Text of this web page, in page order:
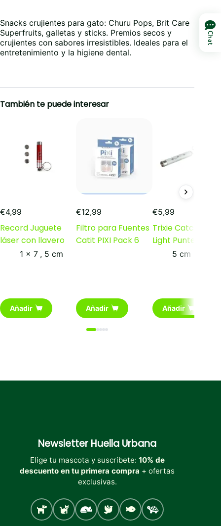
Snacks crujientes para gato: Churu Pops, Brit Care
Superfruits, galletas y sticks. Premios secos y
crujientes con sabores irresistibles. Ideales para el
entretenimiento y la higiene dental.
También te puede interesar
€4,99
Record Juguete
láser con llavero
1 x 7 , 5 cm
Añadir
€12,99
Filtro para Fuentes
Catit PIXI Pack 6
Añadir
€5,99
Trixie Catch the
Light Puntero LED
5 cm
Añadir
Newsletter Huella Urbana
Elige tu mascota y suscríbete: 10% de
descuento en tu primera compra + ofertas
exclusivas.
Perro Gato Roedores
Aves PecesTortugas
Chat